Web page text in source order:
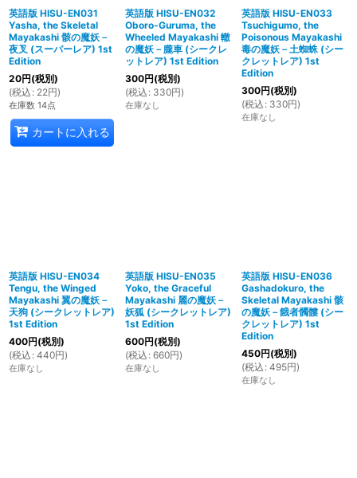
英語版 HISU-EN031
Yasha, the Skeletal
Mayakashi 骸の魔妖－
夜叉 (スーパーレア) 1st
Edition
20円(税別)
(税込 : 22円)
在庫数 14点
カートに入れる
英語版 HISU-EN032
Oboro-Guruma, the
Wheeled Mayakashi 轍
の魔妖－朧車 (シークレ
ットレア) 1st Edition
300円(税別)
(税込 : 330円)
在庫なし
英語版 HISU-EN033
Tsuchigumo, the
Poisonous Mayakashi
毒の魔妖－土蜘蛛 (シー
クレットレア) 1st
Edition
300円(税別)
(税込 : 330円)
在庫なし
英語版 HISU-EN034
Tengu, the Winged
Mayakashi 翼の魔妖－
天狗 (シークレットレア)
1st Edition
400円(税別)
(税込 : 440円)
在庫なし
英語版 HISU-EN035
Yoko, the Graceful
Mayakashi 麗の魔妖－
妖狐 (シークレットレア)
1st Edition
600円(税別)
(税込 : 660円)
在庫なし
英語版 HISU-EN036
Gashadokuro, the
Skeletal Mayakashi 骸
の魔妖－餓者髑髏 (シー
クレットレア) 1st
Edition
450円(税別)
(税込 : 495円)
在庫なし